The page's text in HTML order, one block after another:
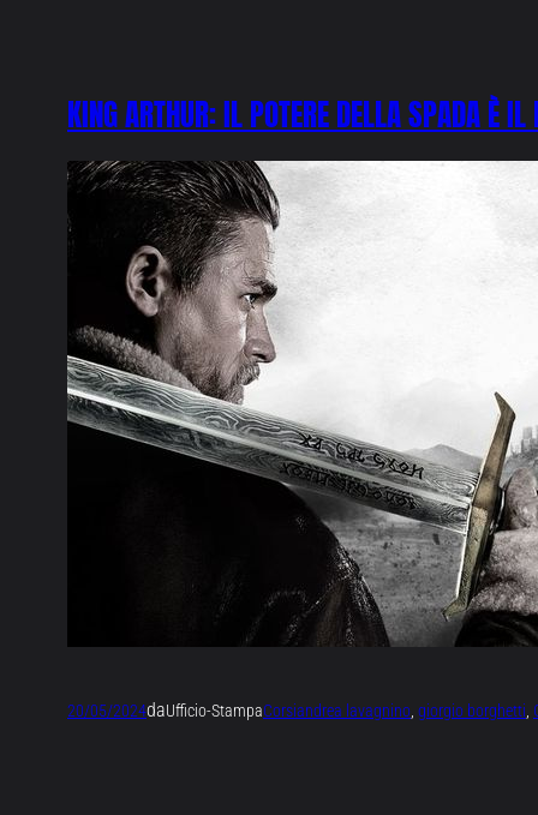
KING ARTHUR: IL POTERE DELLA SPADA È
20/05/2024daUfficio-StampaCorsiandrea lavagnino giorgio borghetti